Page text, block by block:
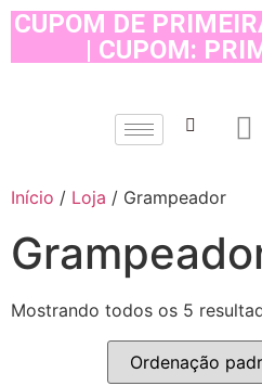
CUPOM DE
| CUPOM:
Início / Loja / Grampeador
Mostrando todos os 5